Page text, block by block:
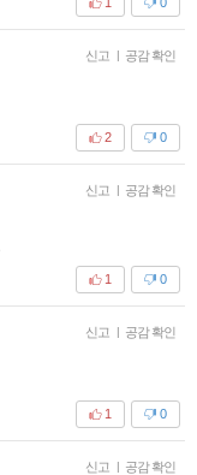
신고 | 공감 확인
0
2
신고 | 공감 확인
0
1
신고 | 공감 확인
0
1
신고 | 공감 확인